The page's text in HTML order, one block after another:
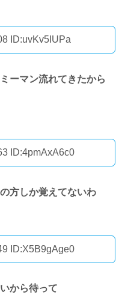
ID:uvKv5IUPa
ーマン流れてきたから
ID:4pmAxA6c0
方しか覚えてないわ
ID:X5B9gAge0
から待って